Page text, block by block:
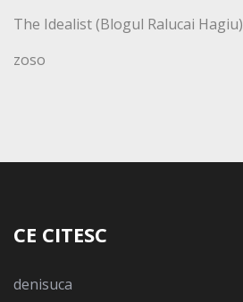
The Idealist (Blogul Ralucai Hagiu)
zoso
CE CITESC
denisuca